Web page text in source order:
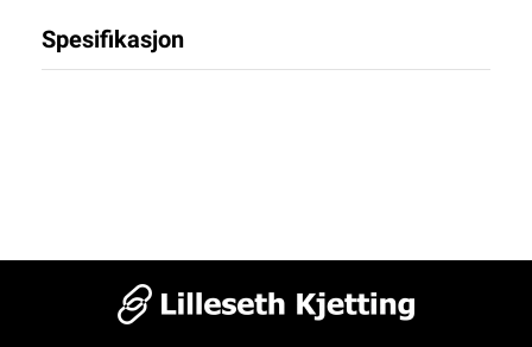
Spesifikasjon